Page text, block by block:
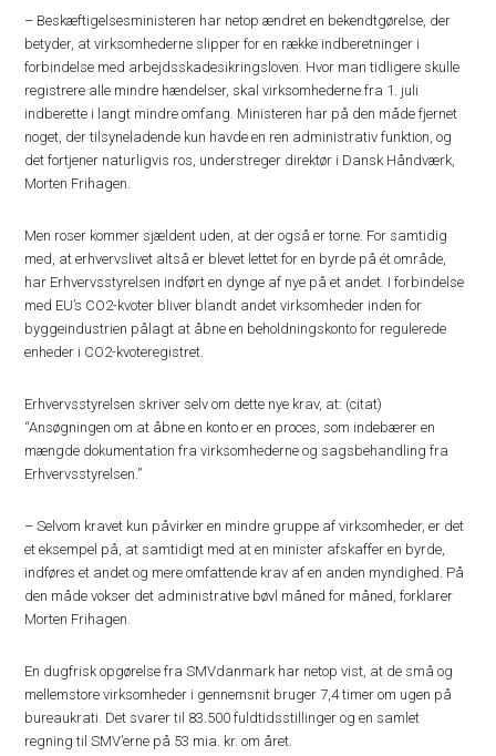
– Beskæftigelsesministeren har netop ændret en bekendtgørelse, der
betyder, at virksomhederne slipper for en række indberetninger i
forbindelse med arbejdsskadesikringsloven. Hvor man tidligere skulle
registrere alle mindre hændelser, skal virksomhederne fra 1. juli
indberette i langt mindre omfang. Ministeren har på den måde fjernet
noget, der tilsyneladende kun havde en ren administrativ funktion, og
det fortjener naturligvis ros, understreger direktør i Dansk Håndværk,
Morten Frihagen.
Men roser kommer sjældent uden, at der også er torne. For samtidig
med, at erhvervslivet altså er blevet lettet for en byrde på ét område,
har Erhvervsstyrelsen indført en dynge af nye på et andet. I forbindelse
med EU’s CO2-kvoter bliver blandt andet virksomheder inden for
byggeindustrien pålagt at åbne en beholdningskonto for regulerede
enheder i CO2-kvoteregistret.
Erhvervsstyrelsen skriver selv om dette nye krav, at: (citat)
“Ansøgningen om at åbne en konto er en proces, som indebærer en
mængde dokumentation fra virksomhederne og sagsbehandling fra
Erhvervsstyrelsen.”
– Selvom kravet kun påvirker en mindre gruppe af virksomheder, er det
et eksempel på, at samtidigt med at en minister afskaffer en byrde,
indføres et andet og mere omfattende krav af en anden myndighed. På
den måde vokser det administrative bøvl måned for måned, forklarer
Morten Frihagen.
En dugfrisk opgørelse fra SMVdanmark har netop vist, at de små og
mellemstore virksomheder i gennemsnit bruger 7,4 timer om ugen på
bureaukrati. Det svarer til 83.500 fuldtidsstillinger og en samlet
regning til SMV’erne på 53 mia. kr. om året.